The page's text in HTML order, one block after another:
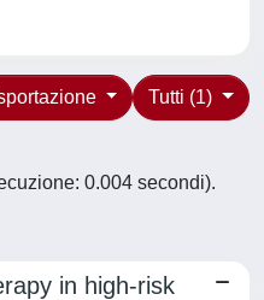
Tutti (1)
0.004 secondi).
in high-risk